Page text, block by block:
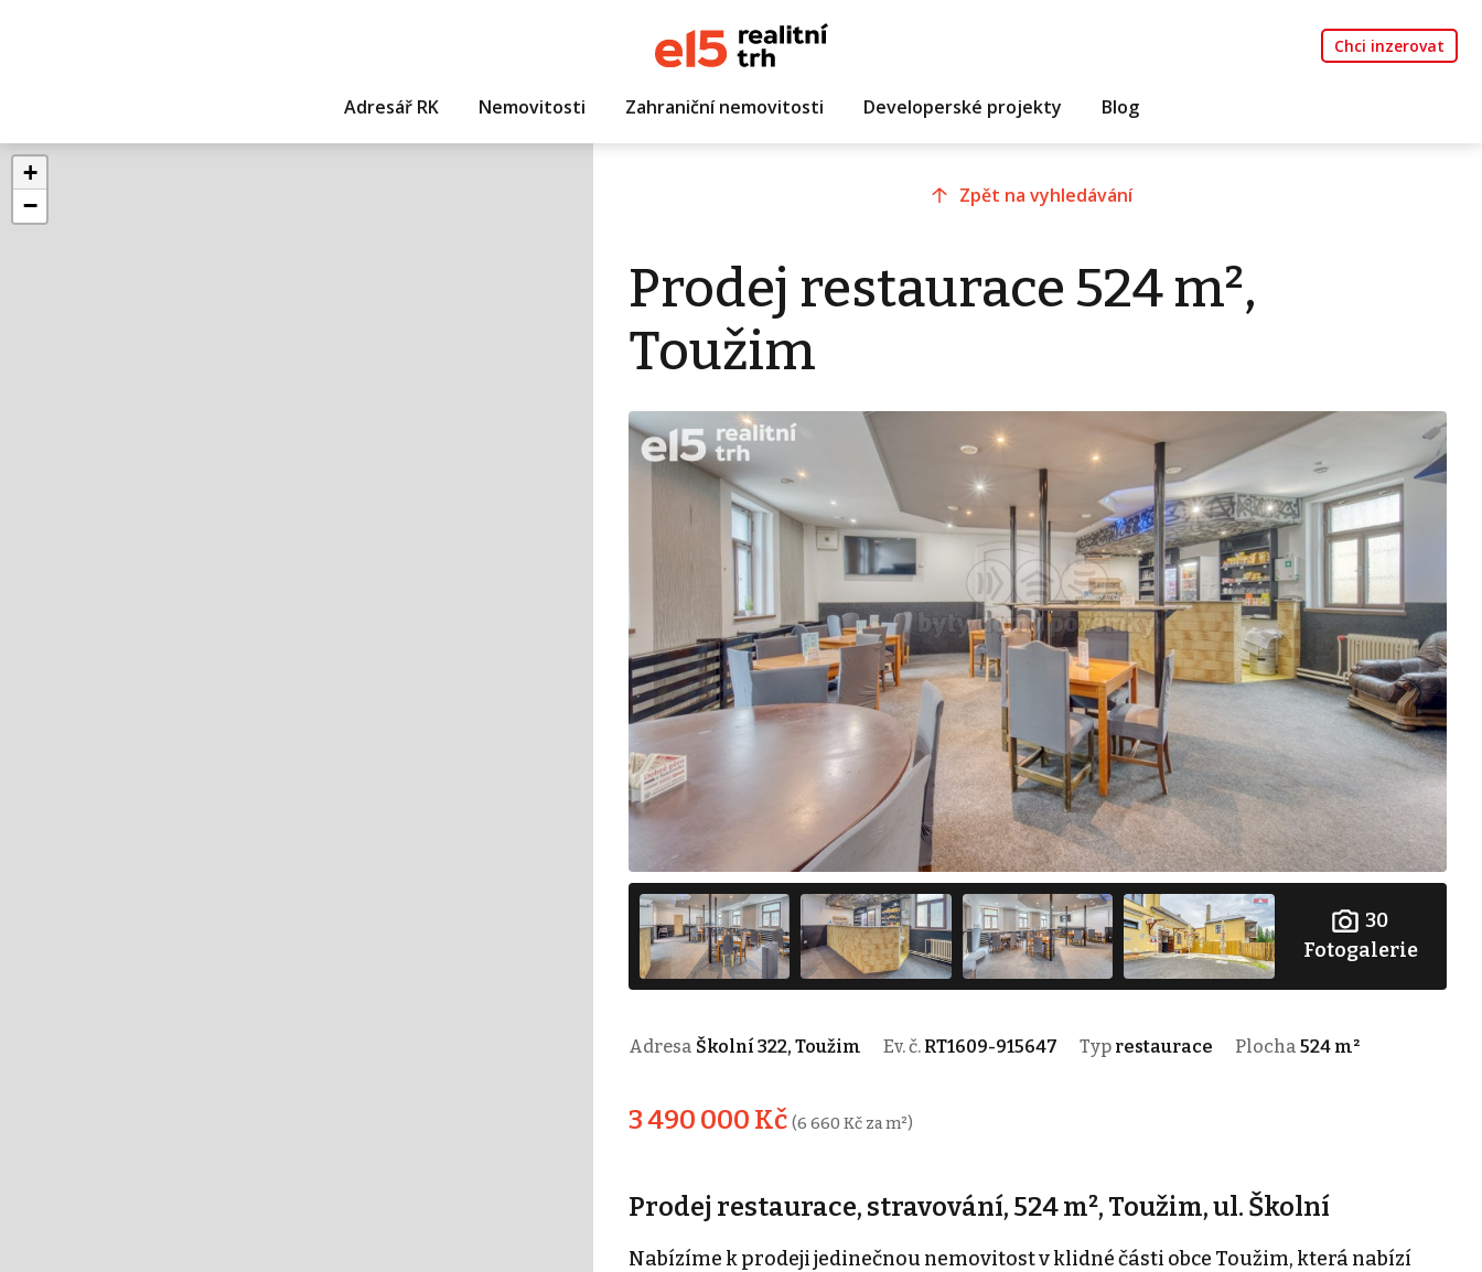
Chci inzerovat
Adresář RK Nemovitosti Zahraniční nemovitosti Developerské projekty Blog
+
−
Zpět na vyhledávání
Prodej restaurace 524 m²,
Toužim
30
Fotogalerie
Adresa Školní 322, Toužim Ev. č. RT1609-915647 Typ restaurace Plocha 524 m²
3 490 000 Kč (6 660 Kč za m²)
Prodej restaurace, stravování, 524 m², Toužim, ul. Školní
Nabízíme k prodeji jedinečnou nemovitost v klidné části obce Toužim, která nabízí